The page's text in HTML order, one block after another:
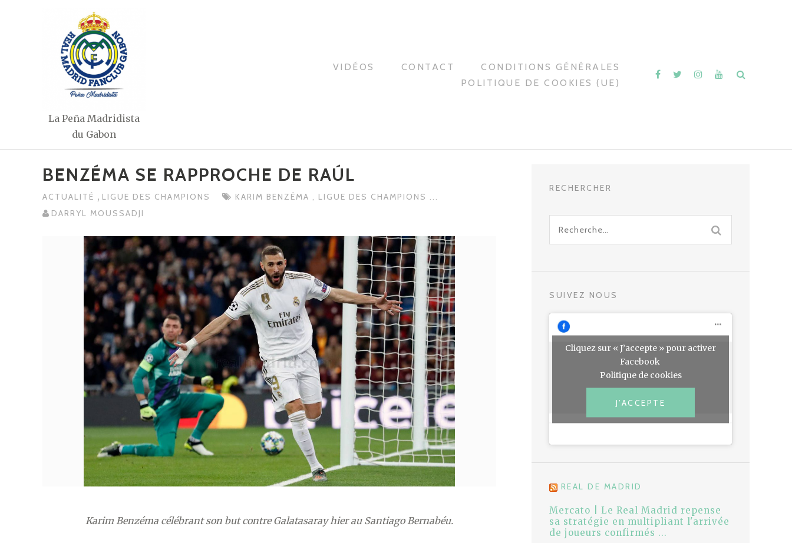
La Peña Madridista
du Gabon
VIDÉOS CONTACT
CONDITIONS GÉNÉRALES
POLITIQUE DE COOKIES (UE)
BENZÉMA SE RAPPROCHE DE RAÚL
ACTUALITÉ , LIGUE DES CHAMPIONS KARIM BENZÉMA , LIGUE DES CHAMPIONS ...
DARRYL MOUSSADJI
Karim Benzéma célébrant son but contre Galatasaray hier au Santiago Bernabéu.
RECHERCHER
SUIVEZ NOUS
Cliquez sur « J’accepte » pour activer
Facebook
Politique de cookies
J’ACCEPTE
REAL DE MADRID
Mercato | Le Real Madrid repense
sa stratégie en multipliant l'arrivée
de joueurs confirmés ...